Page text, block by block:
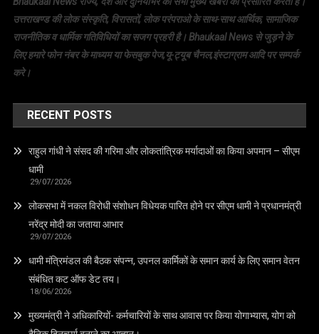
उत्तराखण्ड की लोक संस्कृति, विरासतों, लोक परंपराओ के साथ-साथ आर्थिक, सामाजिक
राजनीतिक व धार्मिक गतिविधियों का सजग प्रहरी है। Bhaukaal News से जुड़ने के
लिए हमारे फोन नंबर के माध्यम या फेसबुक पेज,यू-ट्यूब चैनल,इंस्टाग्राम आदि पर सम्पर्क
करे।
RECENT POSTS
राहुल गांधी ने संसद की गरिमा और लोकतांत्रिक मर्यादाओं का किया अपमान – सीएम
धामी
29/07/2026
लोकसभा में नकल विरोधी संशोधन विधेयक पारित होने पर सीएम धामी ने प्रधानमंत्री
नरेंद्र मोदी का जताया आभार
29/07/2026
धामी मंत्रिमंडल की बैठक संपन्न, उपनल कार्मिकों के समान कार्य के लिए समान वेतन
संबंधित कट ऑफ डेट तय।
18/06/2026
मुख्यमंत्री ने अधिकारियों- कर्मचारियों के साथ आवास पर किया योगाभ्यास, योग को